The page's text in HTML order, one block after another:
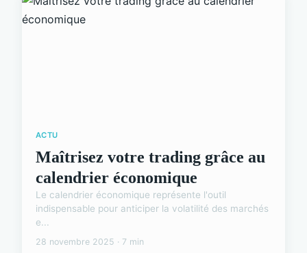
ACTU
Maîtrisez votre trading grâce au
calendrier économique
Le calendrier économique représente l'outil
indispensable pour anticiper la volatilité des marchés
e...
28 novembre 2025 · 7 min